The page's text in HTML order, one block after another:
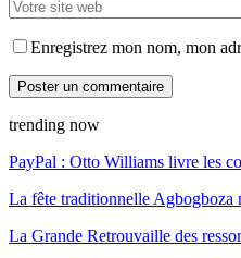
Enregistrez mon nom, mon
trending now
PayPal : Otto Williams livre les
La fête traditionnelle Agbogboza
La Grande Retrouvaille des